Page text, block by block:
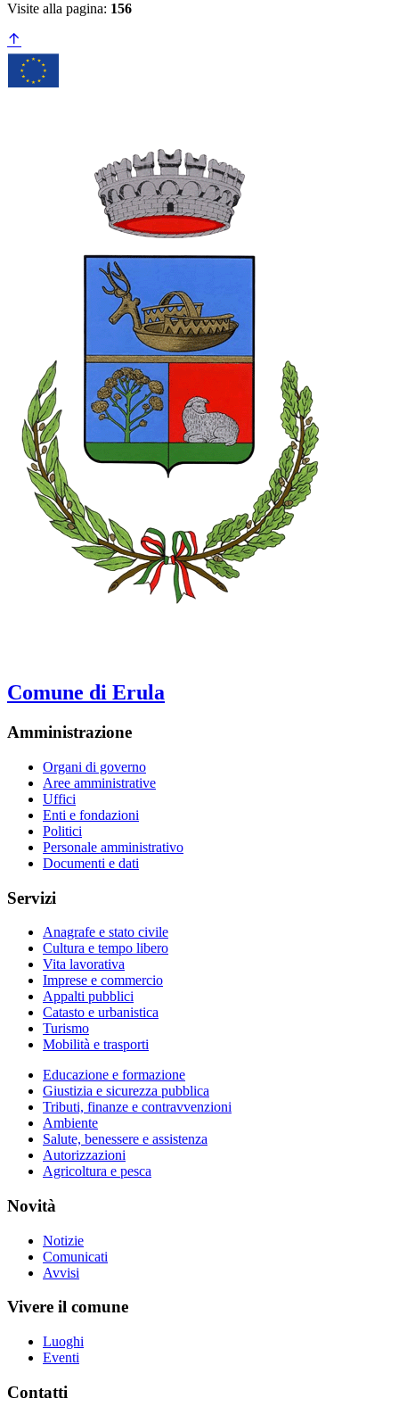
Visite alla pagina: 156
Comune di Erula
Amministrazione
Organi di governo
Aree amministrative
Uffici
Enti e fondazioni
Politici
Personale amministrativo
Documenti e dati
Servizi
Anagrafe e stato civile
Cultura e tempo libero
Vita lavorativa
Imprese e commercio
Appalti pubblici
Catasto e urbanistica
Turismo
Mobilità e trasporti
Educazione e formazione
Giustizia e sicurezza pubblica
Tributi, finanze e contravvenzioni
Ambiente
Salute, benessere e assistenza
Autorizzazioni
Agricoltura e pesca
Novità
Notizie
Comunicati
Avvisi
Vivere il comune
Luoghi
Eventi
Contatti